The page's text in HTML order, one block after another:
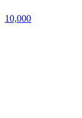
10,000